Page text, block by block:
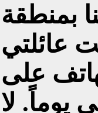
بمنطقة
عائلتي
على
يوماً. لا